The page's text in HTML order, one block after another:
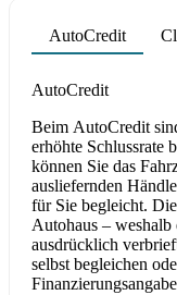
AutoCredit
AutoCredit
Beim AutoCredit
erhöhte Schlussrate
können Sie das
ausliefernden
für Sie begleicht.
Autohaus –
ausdrücklich
selbst begleichen